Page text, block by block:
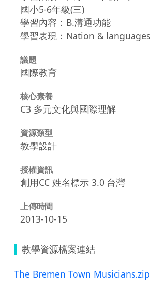
國小5-6年級(三)
學習內容：B.溝通功能
學習表現：Nation & languages
議題
國際教育
核心素養
C3 多元文化與國際理解
資源類型
教學設計
授權資訊
創用CC 姓名標示 3.0 台灣
上傳時間
2013-10-15
教學資源檔案連結
The Bremen Town Musicians.zip